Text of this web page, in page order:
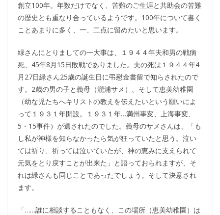
創立100年。年数だけでなく、苦難のご生涯と共助会の苦難
の歴史とも重なり合っているようです。100年について書く
ことあまりに多く、一、二点に留めたいと思います。
緑さんにとりましての一大事は、１９４４年夫和男の戦病
死、45年8月15日敗戦でありました。夫の死は１９４４年4
月27日緑さん25歳の誕生日に弔慰金書留で知らされたので
す。2歳の男の子と義母（瀧浦サメ）、そして恵美幼稚園
（幼な児たちへキリストの教えを伝えたいという願いによ
って１９３１年開設。１９３１年…満州事変、上海事変、
5・15事件）が遺されたのでした。義母のサメさんは、「も
し私が神様を知らなかったら気が狂っていたと思う。泣い
ては祈り、祈っては泣いていたが、神の恵みに支えられて
元気をとり戻すことが出来た」と語っておられますが、そ
れは緑さんも同じことであったでしょう。そして決意され
ます。
「……誰に相談することもなく、この場所（恵美幼稚園）は